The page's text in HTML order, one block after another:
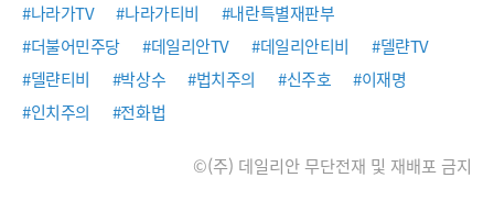
#나라가TV #나라가티비
#내란특별재판부
#더불어민주당
#데일리안TV #데일리안티비
#델랸TV
#델랸티비
#박상수 #법치주의 #신주호
#이재명
#인치주의
#전화법
©(주) 데일리안 무단전재 및 재배포 금지